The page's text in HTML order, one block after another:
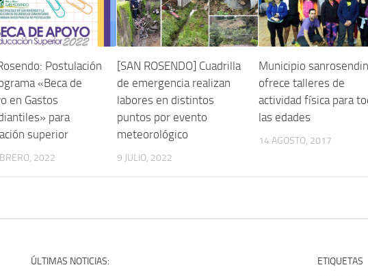
Postulación
«Beca de
en Gastos
para
superior
2022
[SAN ROSENDO] Cuadrilla
de emergencia realizan
labores en distintos
puntos por evento
meteorológico
9 JULIO, 2022
Municipio
ofrece talleres de
actividad física para
las edades
14 AGOSTO, 2017
ÚLTIMAS NOTICIAS: ETIQUETAS